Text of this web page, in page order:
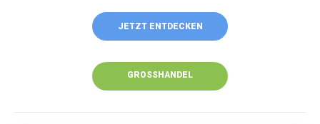
JETZT ENTDECKEN
GROSSHANDEL